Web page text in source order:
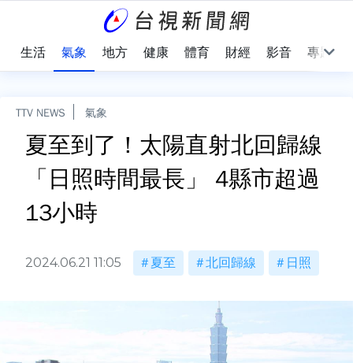
生活 氣象 地方 健康 體育 財經 影音 專題
TTV NEWS 氣象
夏至到了！太陽直射北回歸線
「日照時間最長」 4縣市超過
13小時
2024.06.21 11:05 夏至 北回歸線 日照